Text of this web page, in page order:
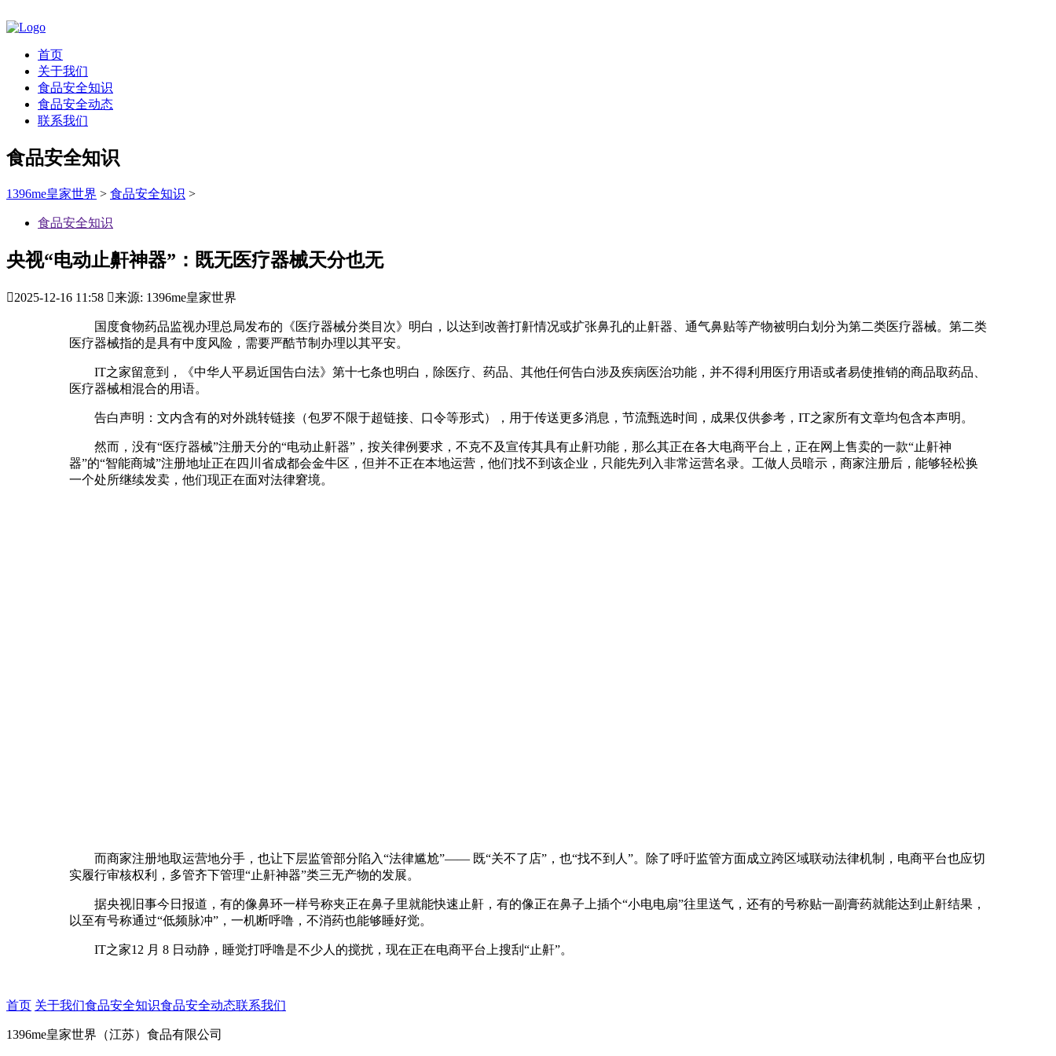
首页
关于我们
食品安全知识
食品安全动态
联系我们
食品安全知识
1396me皇家世界 > 食品安全知识 >
食品安全知识
央视“电动止鼾神器”：既无医疗器械天分也无
2025-12-16 11:58 来源: 1396me皇家世界
国度食物药品监视办理总局发布的《医疗器械分类目次》明白，以达到改善打鼾情况或扩张鼻孔的止鼾器、通气鼻贴等产物被明白划分为第二类医疗器械。第二类
医疗器械指的是具有中度风险，需要严酷节制办理以其平安。
IT之家留意到，《中华人平易近国告白法》第十七条也明白，除医疗、药品、其他任何告白涉及疾病医治功能，并不得利用医疗用语或者易使推销的商品取药品、
医疗器械相混合的用语。
告白声明：文内含有的对外跳转链接（包罗不限于超链接、口令等形式），用于传送更多消息，节流甄选时间，成果仅供参考，IT之家所有文章均包含本声明。
然而，没有“医疗器械”注册天分的“电动止鼾器”，按关律例要求，不克不及宣传其具有止鼾功能，那么其正在各大电商平台上，正在网上售卖的一款“止鼾神
器”的“智能商城”注册地址正在四川省成都会金牛区，但并不正在本地运营，他们找不到该企业，只能先列入非常运营名录。工做人员暗示，商家注册后，能够轻松换
一个处所继续发卖，他们现正在面对法律窘境。
而商家注册地取运营地分手，也让下层监管部分陷入“法律尴尬”—— 既“关不了店”，也“找不到人”。除了呼吁监管方面成立跨区域联动法律机制，电商平台也应切
实履行审核权利，多管齐下管理“止鼾神器”类三无产物的发展。
据央视旧事今日报道，有的像鼻环一样号称夹正在鼻子里就能快速止鼾，有的像正在鼻子上插个“小电电扇”往里送气，还有的号称贴一副膏药就能达到止鼾结果，
以至有号称通过“低频脉冲”，一机断呼噜，不消药也能够睡好觉。
IT之家12 月 8 日动静，睡觉打呼噜是不少人的搅扰，现在正在电商平台上搜刮“止鼾”。
首页 关于我们食品安全知识食品安全动态联系我们
1396me皇家世界（江苏）食品有限公司